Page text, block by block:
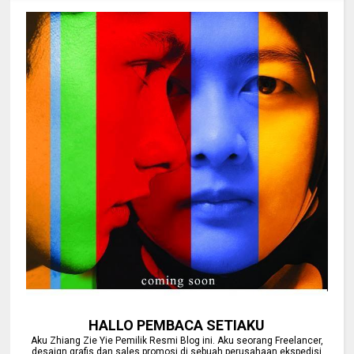
HALLO PEMBACA SETIAKU
Aku Zhiang Zie Yie Pemilik Resmi Blog ini. Aku seorang Freelancer,